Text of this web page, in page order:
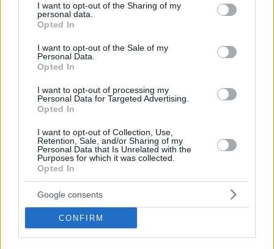
not limited to your visit or usage behaviour. You may click to
grant or deny consent to Google and its third-party tags to
use your data for below specified purposes in below Google
consent section.
I want to opt-out of the Sharing of my
personal data.
Opted In
I want to opt-out of the Sale of my
Personal Data.
Opted In
I want to opt-out of processing my
Personal Data for Targeted Advertising.
Opted In
I want to opt-out of Collection, Use,
Retention, Sale, and/or Sharing of my
Personal Data that Is Unrelated with the
Purposes for which it was collected.
Opted In
Google consents
CONFIRM
Τι δείχνει η χρήση πυραύλων Storm Shadow και
ATACMS από τους Ουκρανούς - O ρόλος του Ντονμπάς
και η προσαρμογή του ρωσικού στρατού
Οι Storm Shadows και τα ATACMS δεν μπορούν μόνα
21.11.2024, 07:12